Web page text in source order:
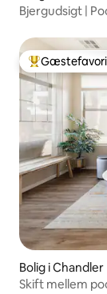
Bjergudsigt |
Bedste
Bolig i Chandler
Skift mellem